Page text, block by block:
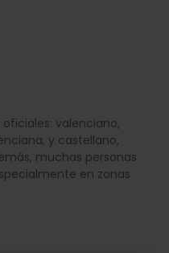
valenciano,
y castellano,
muchas personas
en zonas